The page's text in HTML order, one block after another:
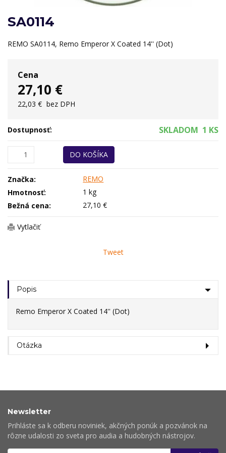
SA0114
REMO SA0114, Remo Emperor X Coated 14'' (Dot)
Cena
27,10 €
22,03 € bez DPH
Dostupnosť: SKLADOM 1 KS
DO KOŠÍKA
Značka:
REMO
Hmotnosť:
1 kg
Bežná cena:
27,10 €
Vytlačiť
Tweet
Popis
Remo Emperor X Coated 14'' (Dot)
Otázka
Newsletter
Prihláste sa k odberu noviniek, akčných ponúk a pozvánok na
rôzne udalosti zo sveta pro audia a hudobných nástrojov.